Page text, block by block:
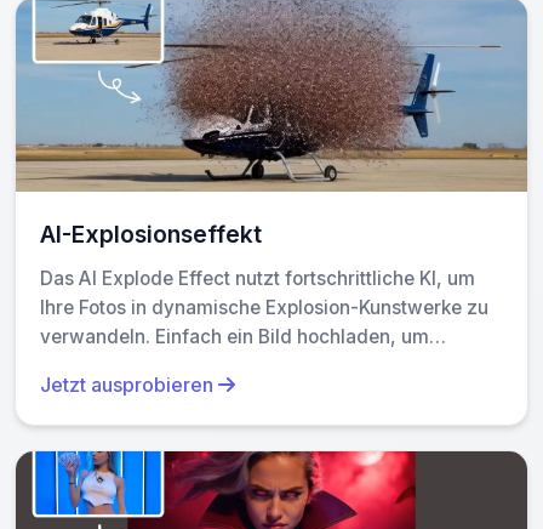
AI-Explosionseffekt
Das AI Explode Effect nutzt fortschrittliche KI, um
Ihre Fotos in dynamische Explosion-Kunstwerke zu
verwandeln. Einfach ein Bild hochladen, um
Kreativität sowie visuellen Aufsehen zu betonen.
Perfekt für soziale Medien, digitale Kunst oder
persönliche Projekte, es bietet beeindruckende
Ergebnisse schnell und ohne Designkenntnisse.
Entfesseln Sie Ihre Kreativität und verwandeln Sie
Jetzt ausprobieren